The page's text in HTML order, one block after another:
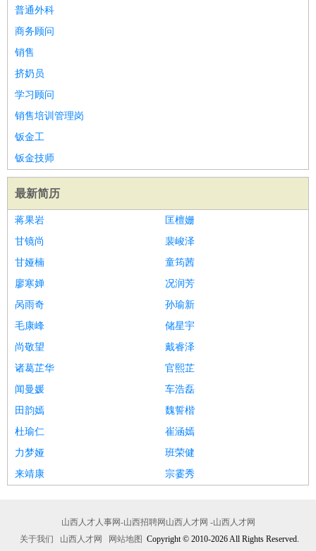
普通外科
商务顾问
销售
挤奶员
学习顾问
销售培训管理岗
钣金工
钣金技师
最新简历
蒋果岩
匡檀姗
甘镜尚
裴峻泽
甘娅楠
童筠茜
廖寒婵
况润芳
呙雨奇
孙瑜新
毛康峰
储星宇
尚敬望
戴睿泽
诸葛芷华
官熙芷
闻曼媛
车浩磊
田韵嫣
魏誓楷
杜瑜仁
崔涵嫣
力梦娅
班荣健
来靖康
宗霎秀
山西人才人事网-山西招聘网山西人才网 -山西人才网
关于我们
山西人才网 网站地图 Copyright © 2010-2026 All Rights Reserved.